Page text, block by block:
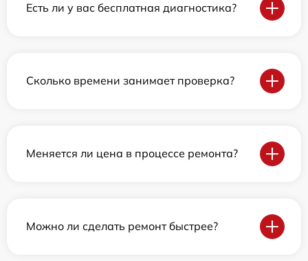
Есть ли у вас бесплатная диагностика?
Сколько времени занимает проверка?
Меняется ли цена в процессе ремонта?
Можно ли сделать ремонт быстрее?